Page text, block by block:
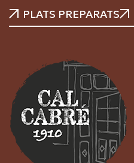
PLATS PREPARATS